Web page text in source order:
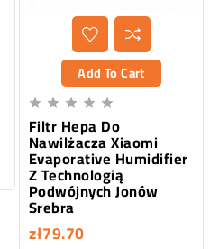
Add To Cart
    
Filtr Hepa Do
Nawilżacza Xiaomi
Evaporative Humidifier
Z Technologią
Podwójnych Jonów
Srebra
zł79.70